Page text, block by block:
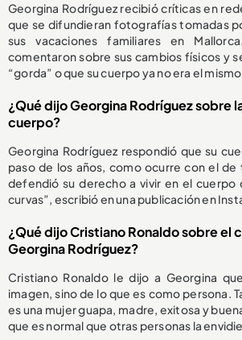
Georgina Rodríguez recibió críticas en
que se difundieran fotografías tomadas
sus vacaciones familiares en
comentaron sobre sus cambios físicos y
“gorda” o que su cuerpo ya no era el
¿Qué dijo Georgina Rodríguez sobre
cuerpo?
Georgina Rodríguez respondió que su
paso de los años, como ocurre con el de
defendió su derecho a vivir en el cuerpo
curvas”, escribió en una publicación en
¿Qué dijo Cristiano Ronaldo sobre el
Georgina Rodríguez?
Cristiano Ronaldo le dijo a Georgina
imagen, sino de lo que es como persona.
es una mujer guapa, madre, exitosa y
que es normal que otras personas la